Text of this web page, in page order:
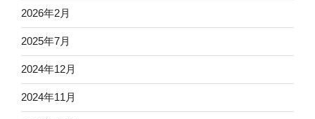
2026年2月
2025年7月
2024年12月
2024年11月